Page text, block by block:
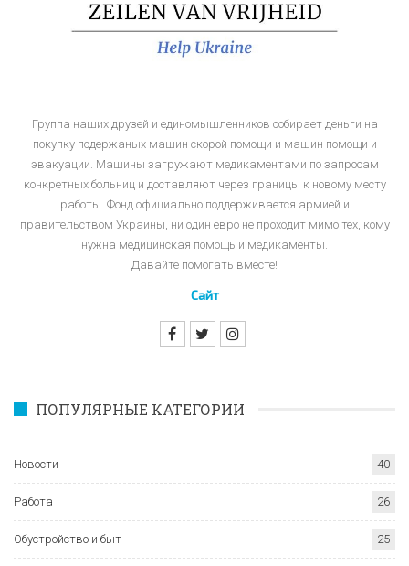
Группа наших друзей и единомышленников собирает деньги на
покупку подержаных машин скорой помощи и машин помощи и
эвакуации. Машины загружают медикаментами по запросам
конкретных больниц и доставляют через границы к новому месту
работы. Фонд официально поддерживается армией и
правительством Украины, ни один евро не проходит мимо тех, кому
нужна медицинская помощь и медикаменты.
Давайте помогать вместе!
Сайт
ПОПУЛЯРНЫЕ КАТЕГОРИИ
Новости 40
Работа 26
Обустройство и быт 25